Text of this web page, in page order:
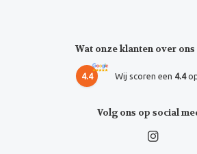
Wat onze klanten over
4.4 Wij scoren een 4.4
Volg ons op social